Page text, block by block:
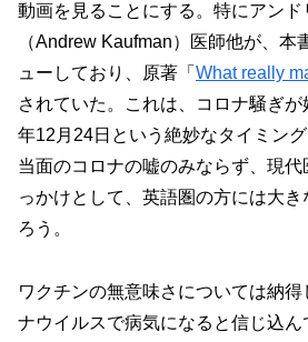
動画を見ることにする。特にアン
（Andrew Kaufman）医師他が、本
ューしており、原著「 What really
されていた。これは、コロナ騒ぎ
年12月24日という絶妙なタイミング
当面のコロナの嘘のみならず、現代
っかけとして、英語圏の方には大
ろう。
ワクチンの無意味さについては納
ナウイルスで病気になると信じ込